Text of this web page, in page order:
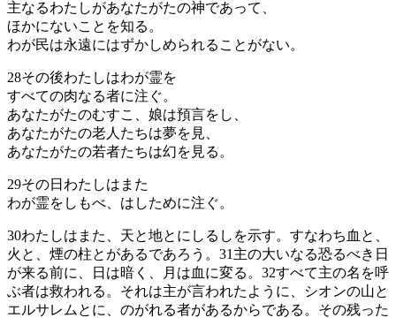
主なるわたしがあなたがたの神であって、
ほかにないことを知る。
わが民は永遠にはずかしめられることがない。
28その後わたしはわが霊を
すべての肉なる者に注ぐ。
あなたがたのむすこ、娘は預言をし、
あなたがたの老人たちは夢を見、
あなたがたの若者たちは幻を見る。
29その日わたしはまた
わが霊をしもべ、はしために注ぐ。
30わたしはまた、天と地とにしるしを示す。すなわち血と、
火と、煙の柱とがあるであろう。 31 主の大いなる恐るべき日
が来る前に、日は暗く、月は血に変る。 32すべて主の名を呼
ぶ者は救われる。それは主が言われたように、シオンの山と
エルサレムとに、のがれる者があるからである。その残った